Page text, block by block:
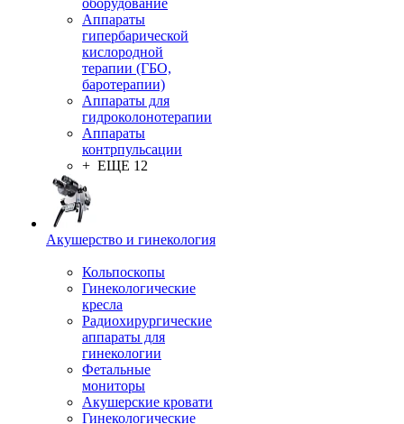
оборудование
Аппараты
гипербарической
кислородной
терапии (ГБО,
баротерапии)
Аппараты для
гидроколонотерапии
Аппараты
контрпульсации
+ ЕЩЕ 12
Акушерство и гинекология
Кольпоскопы
Гинекологические
кресла
Радиохирургические
аппараты для
гинекологии
Фетальные
мониторы
Акушерские кровати
Гинекологические